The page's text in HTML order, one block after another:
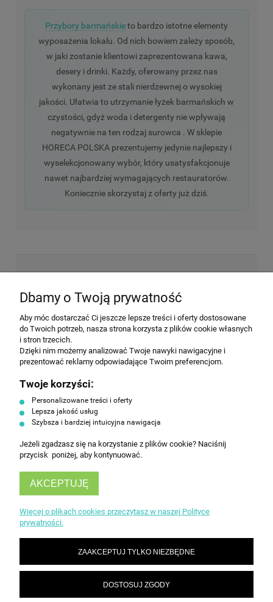
Przybory barmańskieto bardzo istotne elementy
wyposażenia lokalu. Od nich bowiem zależy sposób,
w jaki zostanie klientowi zaprezentowana kawa,
desery i drinki. Każdy, oferowany przez nas
wykonany jest ze stali nierdzewnej o wysokiej
jakości. Ułatwia to utrzymanie łyżek barmańskich w
czystości, gdyż woda i detergenty nie wpływają
negatywnie na ten rodzaj surowca . W sklepie
HORECA POLSKA prezentujemy jedynie najlepszy i
wyselekcjonowany wybór, który usatysfakcjonuje
nawet najbardziej wymagających restauratorów.
Koniecznie skorzystaj z oferty już dziś.
Wyrażam zgodę na przesyłanie informacji
handlowej na poniższy adres email. Więcej w
Polityce prywatności.
ZAPISZ SIĘ
Dbamy o Twoją prywatność
Aby móc dostarczać Ci jeszcze lepsze treści i oferty dostosowane
do Twoich potrzeb, nasza strona korzysta z plików cookie własnych
i stron trzecich.
Dzięki nim możemy analizować Twoje nawyki nawigacyjne i
prezentować reklamy odpowiadające Twoim preferencjom.
Twoje korzyści:
Personalizowane treści i oferty
Lepsza jakość usług
Szybsza i bardziej intuicyjna nawigacja
Jeżeli zgadzasz się na korzystanie z plików cookie? Naciśnij
przycisk poniżej, aby kontynuować.
AKCEPTUJĘ
Więcej o plikach cookies przeczytasz w naszej Polityce
prywatności.
ZAAKCEPTUJ TYLKO NIEZBĘDNE
DOSTOSUJ ZGODY